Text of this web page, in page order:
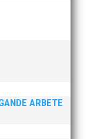
ARBETE
det olika
i
sammanfattning
förening om hur